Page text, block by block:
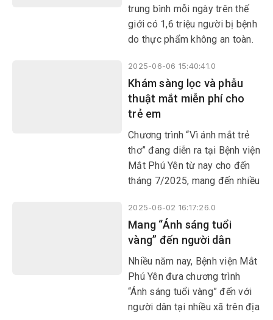
trung bình mỗi ngày trên thế
giới có 1,6 triệu người bị bệnh
do thực phẩm không an toàn.
nguyên nhân gây nên 200
bệnh lý khác nhau.
2025-06-06 15:40:41.0
Khám sàng lọc và phẫu
thuật mắt miễn phí cho
trẻ em
Chương trình “Vì ánh mắt trẻ
thơ” đang diễn ra tại Bệnh viện
Mắt Phú Yên từ nay cho đến
tháng 7/2025, mang đến nhiều
cảnh khó khăn.
2025-06-02 16:17:26.0
Mang “Ánh sáng tuổi
vàng” đến người dân
​​​​​​​Nhiều năm nay, Bệnh viện Mắt
Phú Yên đưa chương trình
“Ánh sáng tuổi vàng” đến với
người dân tại nhiều xã trên địa